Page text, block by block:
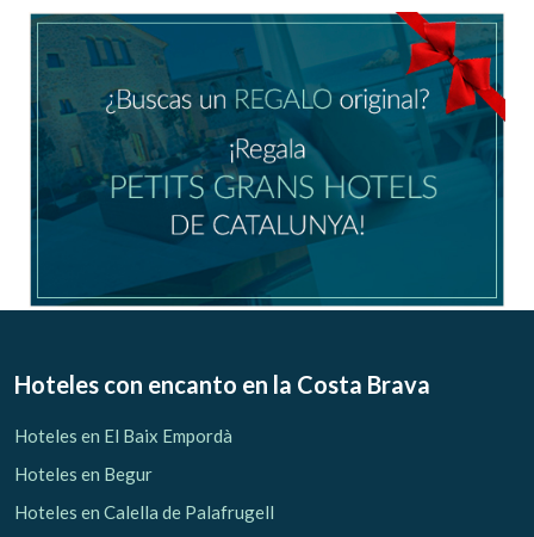
Ubicación/nombre del hotel
CA ES EN
Hoteles con encanto en la Costa Brava
Hoteles en El Baix Empordà
Hoteles en Begur
Hoteles en Calella de Palafrugell
Modificar cookies
Si continua navegando, supone la aceptación de la
de configurar su navegador pudiendo, si así lo desea,
deberá tener en cuenta que dicha acción podrá ocasionar